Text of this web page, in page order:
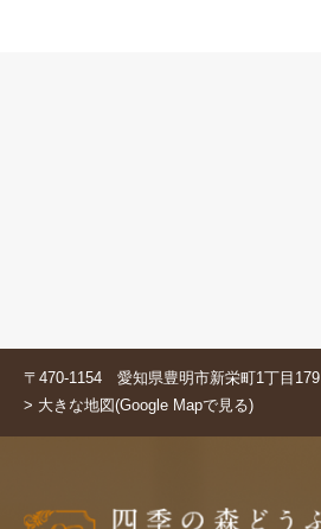
〒470-1154 愛知県豊明市新栄町1丁目179
> 大きな地図(Google Mapで見る)